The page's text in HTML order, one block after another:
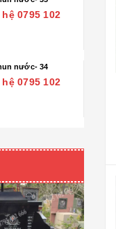
Ca
Đà
0795 102
nước- 34
0795 102